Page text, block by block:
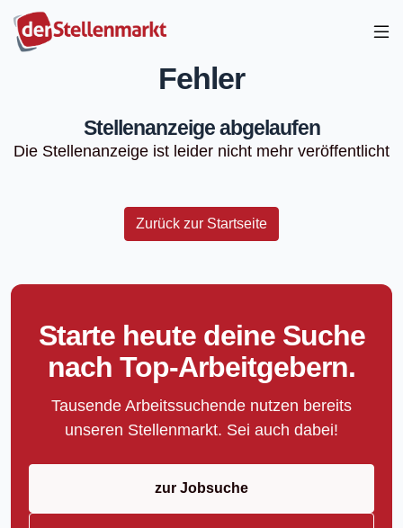
Fehler
Stellenanzeige abgelaufen
Die Stellenanzeige ist leider nicht mehr veröffentlicht
Zurück zur Startseite
Starte heute deine Suche
nach Top-Arbeitgebern.
Tausende Arbeitssuchende nutzen bereits
unseren Stellenmarkt. Sei auch dabei!
zur Jobsuche